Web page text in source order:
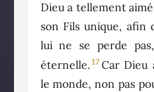
Dieu a tellement
son Fils unique, afin
lui ne se perde
éternelle. 17 Car Dieu
le monde, non pas